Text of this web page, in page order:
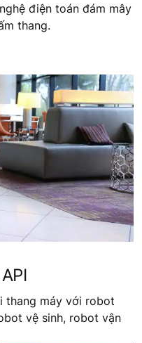
điện toán đám mây
thang.
thang máy với robot
vệ sinh, robot vận